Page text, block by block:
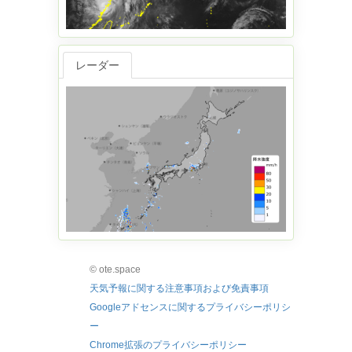
レーダー
© ote.space
天気予報に関する注意事項および免責事項
Googleアドセンスに関するプライバシーポリシ
ー
Chrome拡張のプライバシーポリシー